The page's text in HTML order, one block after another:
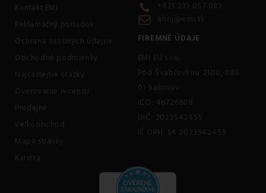
Kontakt EMI
Reklamačný poriadok
Ochrana osobných údajov
Obchodné podmienky
Najčastejšie otázky
Overovanie recenzií
Predajne
Veľkoobchod
Mapa stránky
Kariéra
+421 233 057 083
ahoj@emi.sk
FIREMNÉ ÚDAJE
EMI EU s.r.o.
Pod Švabľovkou 2100, 083
01 Sabinov
IČO: 46726608
DIČ: 2023542455
IČ DPH: SK 2023542455